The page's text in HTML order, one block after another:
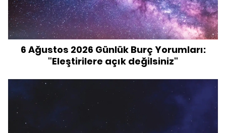
6 Ağustos 2026 Günlük Burç Yorumları:
"Eleştirilere açık değilsiniz"